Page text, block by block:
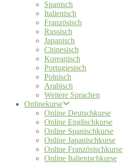
Spanisch
Italienisch
Französisch
Russisch
Japanisch
Chinesisch
Koreanisch
Portugiesisch
Polnisch
Arabisch
Weitere Sprachen
Onlinekurse
Online Deutschkurse
Online Englischkurse
Online Spanischkurse
Online Japanischkurse
Online Französischkurse
Online Italienischkurse